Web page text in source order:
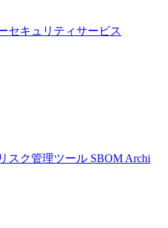
セキュリティサービス
スク管理ツール SBOM Archi